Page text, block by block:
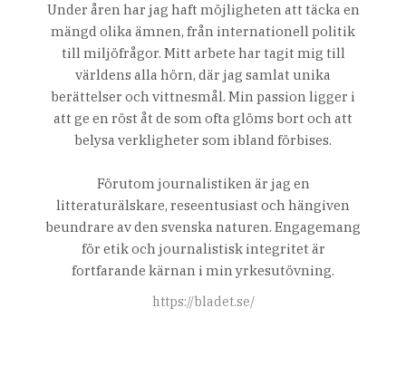
Under åren har jag haft möjligheten att täcka en
mängd olika ämnen, från internationell politik
till miljöfrågor. Mitt arbete har tagit mig till
världens alla hörn, där jag samlat unika
berättelser och vittnesmål. Min passion ligger i
att ge en röst åt de som ofta glöms bort och att
belysa verkligheter som ibland förbises.
Förutom journalistiken är jag en
litteraturälskare, reseentusiast och hängiven
beundrare av den svenska naturen. Engagemang
för etik och journalistisk integritet är
fortfarande kärnan i min yrkesutövning.
https://bladet.se/